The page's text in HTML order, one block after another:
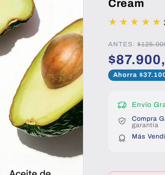
Cream
★ ★ ★ ★ ★
ANTES:
Ahorra
Envío
Compra
garantía
Más